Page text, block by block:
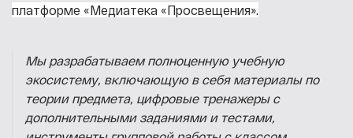
платформе «Медиатека «Просвещения».
Мы разрабатываем полноценную учебную
экосистему, включающую в себя материалы по
теории предмета, цифровые тренажеры с
дополнительными заданиями и тестами,